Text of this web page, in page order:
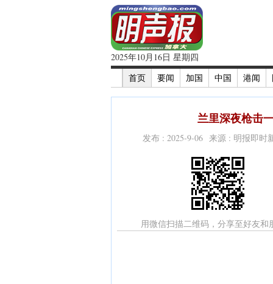
2025年10月16日 星期四
首页
要闻 加国 中国 港闻
兰里深夜枪击
发布 : 2025-9-06 来源 : 明报即时
用微信扫描二维码，分享至好友和